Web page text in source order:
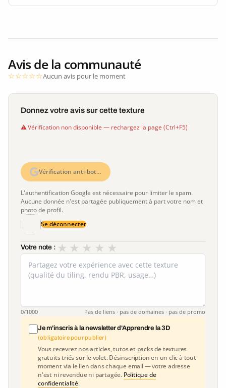
Avis de la communauté
Aucun avis pour le moment
Donnez votre avis sur cette texture
Vérification non disponible — rechargez la page (Ctrl+F5)
Vérification anti-bot…
L'authentification Google est nécessaire pour limiter le spam.
Aucune donnée n'est partagée publiquement à part votre nom et
photo de profil.
Se déconnecter
Votre note : ★
★
★
★
★
0/1000 Pas de liens · pas de domaines · pas de promo
Je m'inscris à la newsletter d'Apprendre la 3D
(obligatoire pour publier)
Vous recevrez nos articles, tutos et packs de textures
gratuits triés sur le volet. Désinscription en un clic à tout
moment via le lien dans chaque email — votre adresse
n'est ni revendue ni partagée. Politique de
confidentialité.